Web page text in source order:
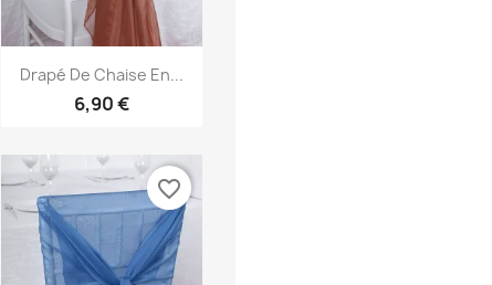
Aperçu rapide
Drapé De Chaise En...
6,90 €
favorite_border